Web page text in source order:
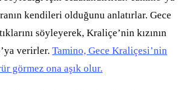
kendileri olduğunu anlatırlar. Gece
söyleyerek, Kraliçe’nin kızının
verirler. Tamino, Gece Kraliçesi’nin
görmez ona aşık olur.